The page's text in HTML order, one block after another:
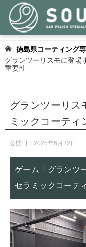
徳島県コーティング
グランツーリスモに登場
重要性
グランツーリス
ミックコーティ
公開日： 2025年6月22日
ゲーム「グランツ
セラミックコーテ